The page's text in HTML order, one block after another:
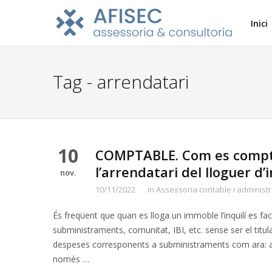
Inici
Tag - arrendatari
10
nov.
COMPTABLE. Com es
l’arrendatari del lloguer
10/11/2022 in Assessoria contable i
És freqüent que quan es lloga un immoble l’inquilí es
subministraments, comunitat, IBI, etc. sense ser el
despeses corresponents a subministraments com
només …